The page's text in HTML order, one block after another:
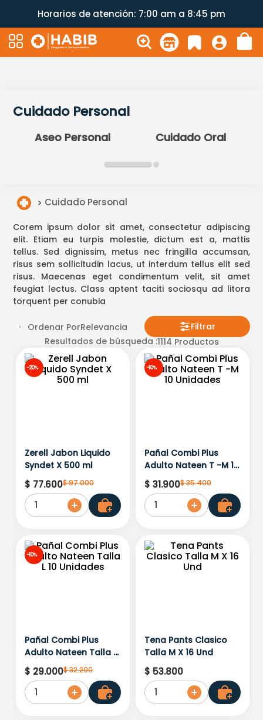
Horarios de atención: 7:00 am a 8:45 pm
Cuidado Personal
Aseo Personal Cuidado Oral
Cuidado Personal
Corem ipsum dolor sit amet, consectetur adipiscing
elit. Etiam eu turpis molestie, dictum est a, mattis
tellus. Sed dignissim, metus nec fringilla accumsan,
risus sem sollicitudin lacus, ut interdum tellus elit sed
risus. Maecenas eget condimentum velit, sit amet
feugiat lectus. Class aptent taciti sociosqu ad litora
torquent per conubia
Ordenar PorRelevancia
Filtrar
Resultados de búsqueda :1114 Productos
-20%
Zerell Jabon Liquido
Syndet X 500 ml
$ 77.600$97.000
1
-10%
Pañal Combi Plus
Adulto Nateen T -M 10
Unidades
$ 31.900$35.400
1
-10%
Pañal Combi Plus
Adulto Nateen Talla L
10 Unidades
$ 29.000$32.200
1
Tena Pants Clasico
Talla M X 16 Und
$ 53.800
1